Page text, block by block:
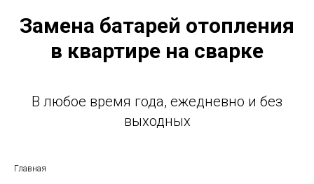
Замена батарей отопления
в квартире на сварке
В любое время года, ежедневно и без
выходных
Главная